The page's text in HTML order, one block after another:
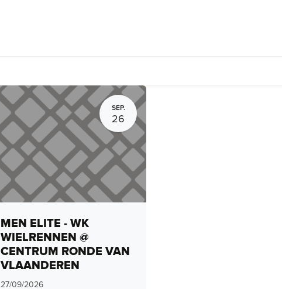
SEP.
26
MEN ELITE - WK
WIELRENNEN @
CENTRUM RONDE VAN
VLAANDEREN
27/09/2026